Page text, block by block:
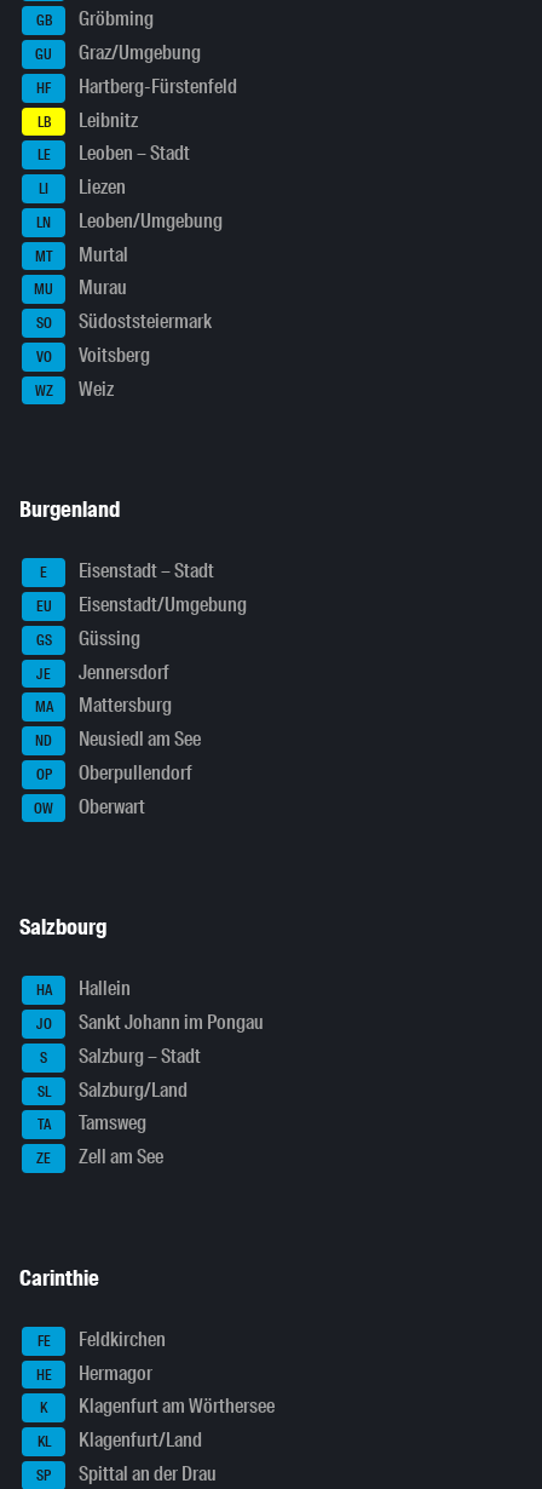
GB Gröbming
GU Graz/Umgebung
HF Hartberg-Fürstenfeld
LB Leibnitz
LE Leoben – Stadt
LI Liezen
LN Leoben/Umgebung
MT Murtal
MU Murau
SO Südoststeiermark
VO Voitsberg
WZ Weiz
Burgenland
E Eisenstadt – Stadt
EU Eisenstadt/Umgebung
GS Güssing
JE Jennersdorf
MA Mattersburg
ND Neusiedl am See
OP Oberpullendorf
OW Oberwart
Salzbourg
HA Hallein
JO Sankt Johann im Pongau
S Salzburg – Stadt
SL Salzburg/Land
TA Tamsweg
ZE Zell am See
Carinthie
FE Feldkirchen
HE Hermagor
K Klagenfurt am Wörthersee
KL Klagenfurt/Land
SP Spittal an der Drau